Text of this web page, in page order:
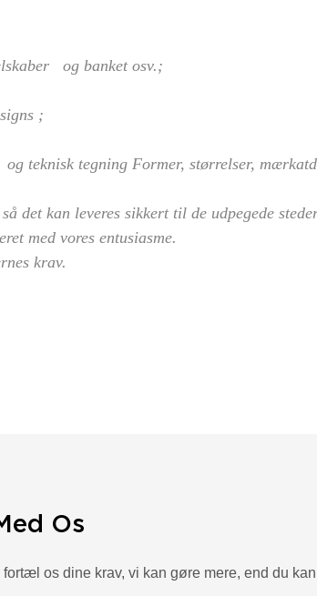
og banket osv.;
;
teknisk tegning Former, størrelser,
det kan leveres sikkert til de udpegede
med vores entusiasme.
krav.
Os
os dine krav, vi kan gøre mere, end du